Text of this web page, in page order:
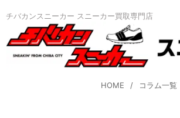
チバカンスニーカー スニーカー買取専門店
HOME コラム一覧